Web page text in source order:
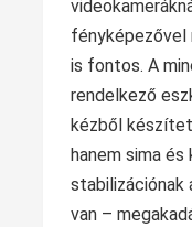
is fontos. A
rendelkező
kézből
hanem sima
stabilizációnak
van –